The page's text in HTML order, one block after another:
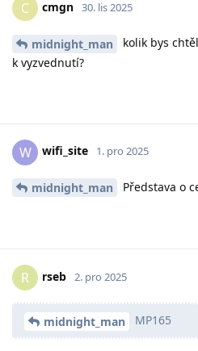
C cmgn 30. lis 2025
midnight_man
kolik bys
k vyzvednutí?
W wifi_site 1. pro 2025
midnight_man Představa o
R rseb 2. pro 2025
midnight_man MP165